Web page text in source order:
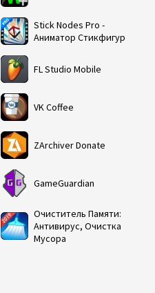
Stick Nodes Pro -
Аниматор Стикфигур
FL Studio Mobile
VK Coffee
ZArchiver Donate
GameGuardian
Очиститель Памяти:
Антивирус, Очистка
Мусора